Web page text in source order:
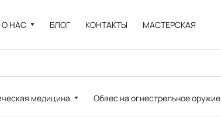
О НАС БЛОГ КОНТАКТЫ МАСТЕРСКАЯ
медицина Обвес на огнестрельное оружие